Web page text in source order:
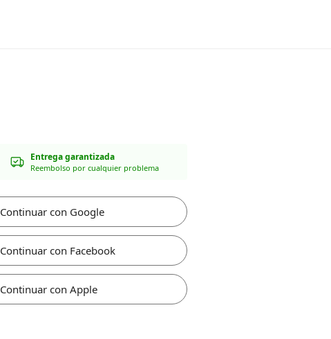
Entrega garantizada
Reembolso por cualquier problema
Continuar con Google
Continuar con Facebook
Continuar con Apple